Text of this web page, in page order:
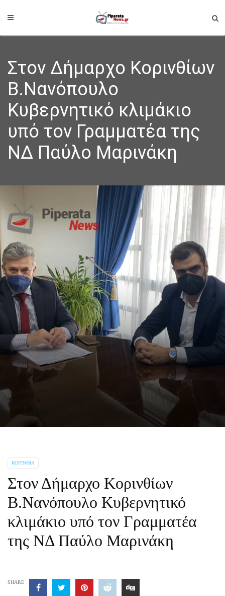
Στον Δήμαρχο Κορινθίων
Β.Νανόπουλο
Κυβερνητικό κλιμάκιο
υπό τον Γραμματέα της
ΝΔ Παύλο Μαρινάκη
ΚΟΡΙΝΘΊΑ
Στον Δήμαρχο Κορινθίων
Β.Νανόπουλο Κυβερνητικό
κλιμάκιο υπό τον Γραμματέα
της ΝΔ Παύλο Μαρινάκη
SHARE